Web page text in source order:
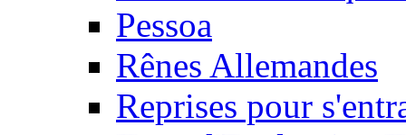
Pessoa
Rênes Allemandes
Reprises pour